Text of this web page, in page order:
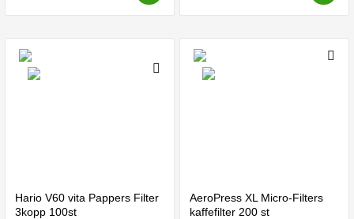
Hario V60 vita Pappers Filter
3kopp 100st
AeroPress XL Micro-Filters
kaffefilter 200 st